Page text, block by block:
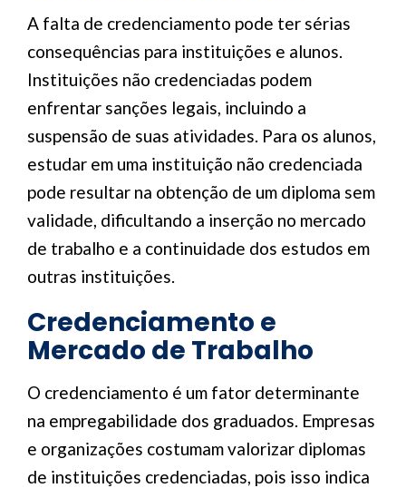
A falta de credenciamento pode ter sérias
consequências para instituições e alunos.
Instituições não credenciadas podem
enfrentar sanções legais, incluindo a
suspensão de suas atividades. Para os alunos,
estudar em uma instituição não credenciada
pode resultar na obtenção de um diploma sem
validade, dificultando a inserção no mercado
de trabalho e a continuidade dos estudos em
outras instituições.
Credenciamento e
Mercado de Trabalho
O credenciamento é um fator determinante
na empregabilidade dos graduados. Empresas
e organizações costumam valorizar diplomas
de instituições credenciadas, pois isso indica